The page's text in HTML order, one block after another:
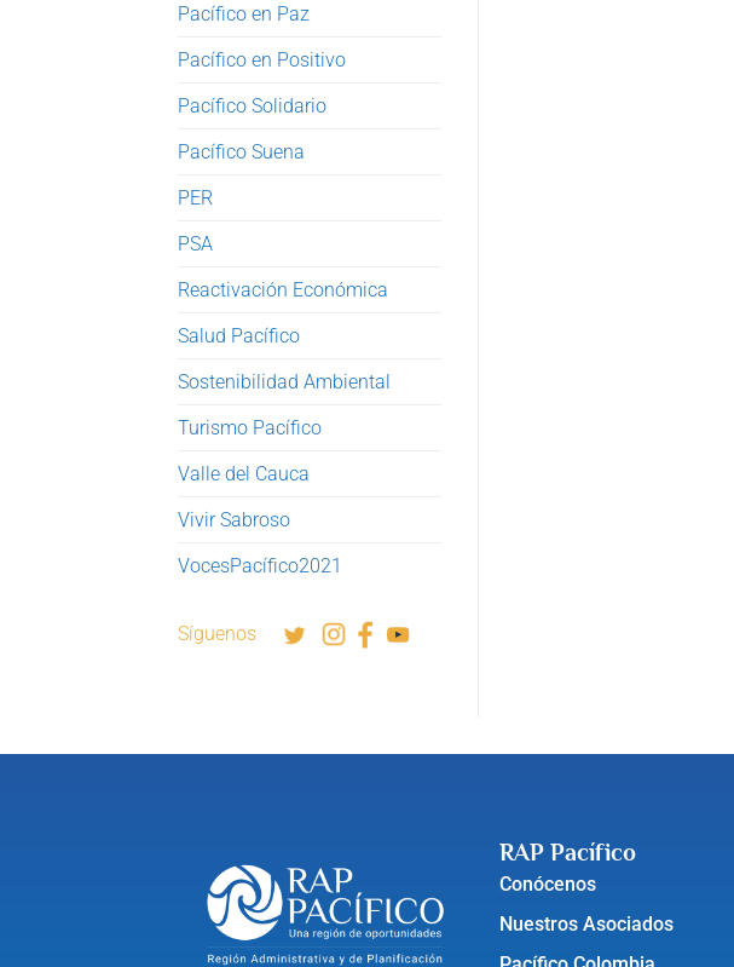
Pacífico en Paz
Pacífico en Positivo
Pacífico Solidario
Pacífico Suena
PER
PSA
Reactivación Económica
Salud Pacífico
Sostenibilidad Ambiental
Turismo Pacífico
Valle del Cauca
Vivir Sabroso
VocesPacífico2021
Síguenos
RAP Pacífico
Conócenos
Nuestros Asociados